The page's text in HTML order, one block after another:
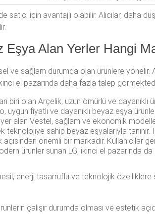
satıcı için avantajlı olabilir. Alıcılar, daha
Alan Yerler Hangi
ve sağlam durumda olan ürünlere
el pazarında daha fazla talep
biri olan Arçelik, uzun ömürlü ve dayanıklı
uygun fiyatlı ve dayanıklı beyaz eşya
alan Vestel, sağlam ve ekonomik
teknolojiye sahip beyaz eşyalarıyla
önemli bir markadır. Kullanıcılar
ürünler sunan LG, ikinci el pazarında da
enerji tasarruflu ve teknolojik
çalışır durumda olması ve estetik